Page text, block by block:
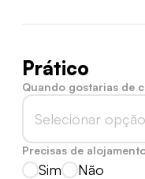
Prático
Quando gostarias de
Selecionar opção
Precisas de
Sim Não